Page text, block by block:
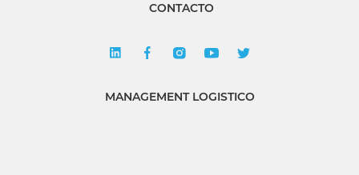
CONTACTO
MANAGEMENT LOGISTICO